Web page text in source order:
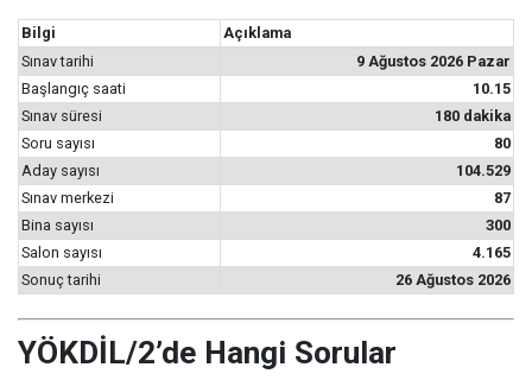
Bilgi
Açıklama
Sınav tarihi
9 Ağustos 2026 Pazar
Başlangıç saati
10.15
Sınav süresi
180 dakika
Soru sayısı
80
Aday sayısı
104.529
Sınav merkezi
87
Bina sayısı
300
Salon sayısı
4.165
Sonuç tarihi
26 Ağustos 2026
YÖKDİL/2’de Hangi Sorular